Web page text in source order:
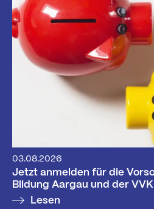
03.08.2026
Jetzt anmelden für die
Bildung Aargau und der
Lesen